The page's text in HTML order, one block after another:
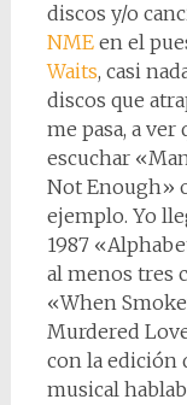
discos y/o
NMEen el
Waits, casi
discos que
me pasa, a
escuchar
Not Enough»
ejemplo. Yo
1987
al menos tres
«When
Murdered
con la edición
musical